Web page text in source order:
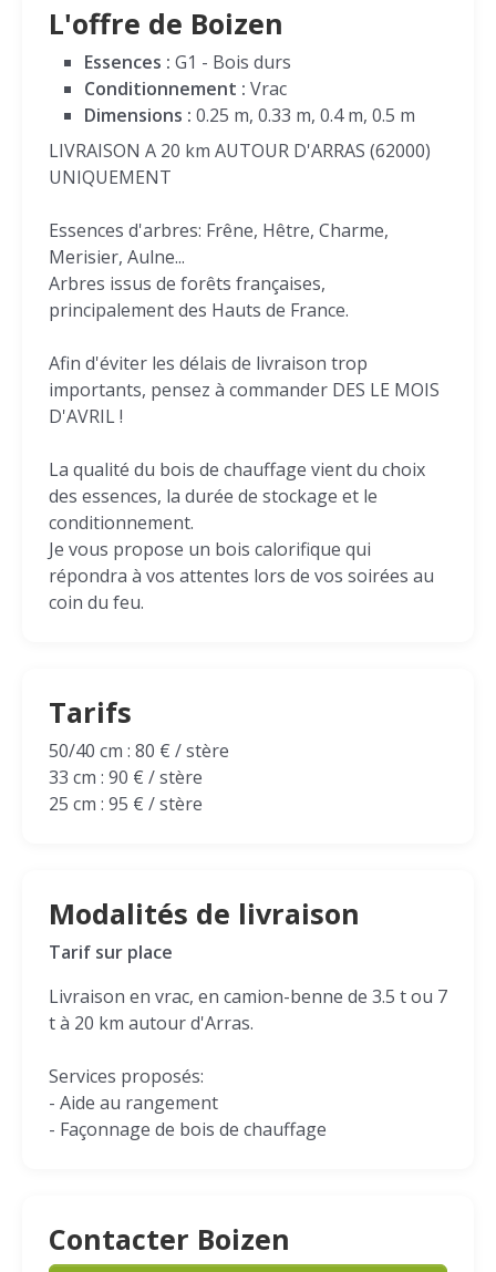
L'offre de Boizen
Essences : G1 - Bois durs
Conditionnement : Vrac
Dimensions : 0.25 m, 0.33 m, 0.4 m, 0.5 m
LIVRAISON A 20 km AUTOUR D'ARRAS (62000)
UNIQUEMENT
Essences d'arbres: Frêne, Hêtre, Charme,
Merisier, Aulne...
Arbres issus de forêts françaises,
principalement des Hauts de France.
Afin d'éviter les délais de livraison trop
importants, pensez à commander DES LE MOIS
D'AVRIL !
La qualité du bois de chauffage vient du choix
des essences, la durée de stockage et le
conditionnement.
Je vous propose un bois calorifique qui
répondra à vos attentes lors de vos soirées au
coin du feu.
Tarifs
50/40 cm : 80 € / stère
33 cm : 90 € / stère
25 cm : 95 € / stère
Modalités de livraison
Tarif sur place
Livraison en vrac, en camion-benne de 3.5 t ou 7
t à 20 km autour d'Arras.
Services proposés:
- Aide au rangement
- Façonnage de bois de chauffage
Contacter Boizen